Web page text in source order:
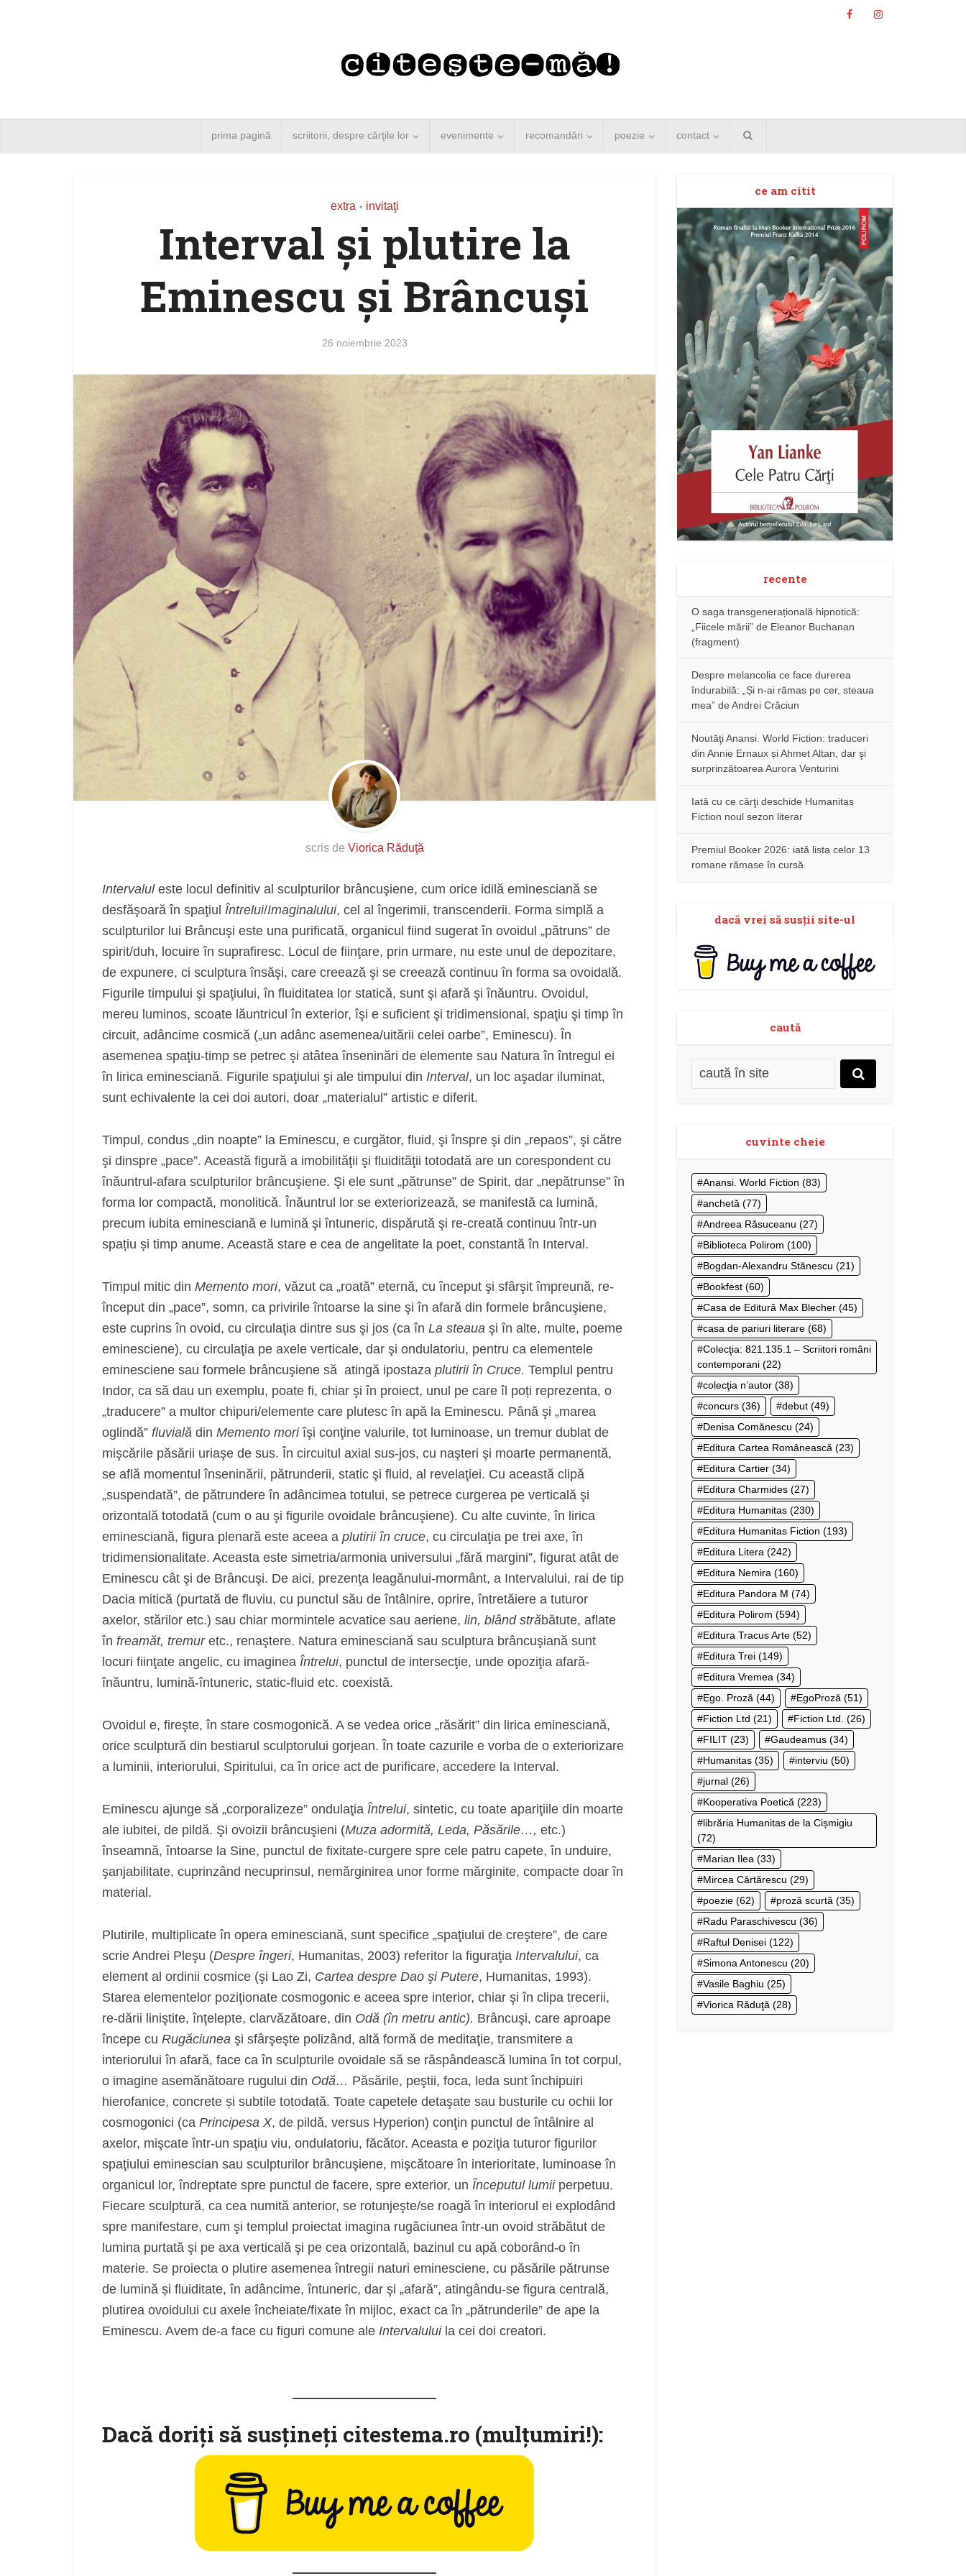
prima pagină scriitorii, despre cărţile lor evenimente recomandări poezie contact
extra • invitaţi
Interval şi plutire la
Eminescu şi Brâncuşi
26 noiembrie 2023
scris de Viorica Răduţă
Intervalul este locul definitiv al sculpturilor brâncuşiene, cum orice idilă eminesciană se
desfăşoară în spaţiul Întrelui/Imaginalului, cel al îngerimii, transcenderii. Forma simplă a
sculpturilor lui Brâncuşi este una purificată, organicul fiind sugerat în ovoidul „pătruns” de
spirit/duh, locuire în suprafiresc. Locul de fiinţare, prin urmare, nu este unul de depozitare,
de expunere, ci sculptura însăşi, care creează şi se creează continuu în forma sa ovoidală.
Figurile timpului şi spaţiului, în fluiditatea lor statică, sunt şi afară şi înăuntru. Ovoidul,
mereu luminos, scoate lăuntricul în exterior, îşi e suficient şi tridimensional, spaţiu şi timp în
circuit, adâncime cosmică („un adânc asemenea/uitării celei oarbe”, Eminescu). În
asemenea spaţiu-timp se petrec şi atâtea înseninări de elemente sau Natura în întregul ei
în lirica eminesciană. Figurile spaţiului şi ale timpului din Interval, un loc aşadar iluminat,
sunt echivalente la cei doi autori, doar „materialul” artistic e diferit.
Timpul, condus „din noapte” la Eminescu, e curgător, fluid, şi înspre şi din „repaos”, şi către
şi dinspre „pace”. Această figură a imobilităţii şi fluidităţii totodată are un corespondent cu
înăuntrul-afara sculpturilor brâncuşiene. Şi ele sunt „pătrunse” de Spirit, dar „nepătrunse” în
forma lor compactă, monolitică. Înăuntrul lor se exteriorizează, se manifestă ca lumină,
precum iubita eminesciană e lumină şi întuneric, dispărută şi re-creată continuu într-un
spațiu și timp anume. Această stare e cea de angelitate la poet, constantă în Interval.
Timpul mitic din Memento mori, văzut ca „roată” eternă, cu început şi sfârşit împreună, re-
început din „pace”, somn, ca privirile întoarse la sine şi în afară din formele brâncuşiene,
este cuprins în ovoid, cu circulaţia dintre sus şi jos (ca în La steaua şi în alte, multe, poeme
eminesciene), cu circulaţia pe axele verticale, dar şi ondulatoriu, pentru ca elementele
eminesciene sau formele brâncuşiene să atingă ipostaza plutirii în Cruce. Templul pentru
Indor, ca să dau un exemplu, poate fi, chiar şi în proiect, unul pe care îl poți reprezenta, o
„traducere” a multor chipuri/elemente care plutesc în apă la Eminescu. Până şi „marea
oglindă” fluvială din Memento moriîşi conţine valurile, tot luminoase, un tremur dublat de
mişcările păsării uriaşe de sus. În circuitul axial sus-jos, cu naşteri şi moarte permanentă,
se află momentul înseninării, pătrunderii, static şi fluid, al revelaţiei. Cu această clipă
„suspendată”, de pătrundere în adâncimea totului, se petrece curgerea pe verticală şi
orizontală totodată (cum o au şi figurile ovoidale brâncuşiene). Cu alte cuvinte, în lirica
eminesciană, figura plenară este aceea a plutirii în cruce, cu circulaţia pe trei axe, în
tridimensionalitate. Aceasta este simetria/armonia universului „fără margini”, figurat atât de
Eminescu cât şi de Brâncuşi. De aici, prezenţa leagănului-mormânt, a Intervalului, rai de tip
Dacia mitică (purtată de fluviu, cu punctul său de întâlnire, oprire, întretăiere a tuturor
axelor, stărilor etc.) sau chiar mormintele acvatice sau aeriene, lin, blând străbătute, aflate
în freamăt, tremuretc., renaştere. Natura eminesciană sau sculptura brâncuşiană sunt
locuri fiinţate angelic, cu imaginea Întrelui, punctul de intersecţie, unde opoziţia afară-
înăuntru, lumină-întuneric, static-fluid etc. coexistă.
Ovoidul e, fireşte, în stare cosmogonică. A se vedea orice „răsărit” din lirica eminesciană,
orice sculptură din bestiarul sculptorului gorjean. În toate cazurile e vorba de o exteriorizare
a luminii, interiorului, Spiritului, ca în orice act de purificare, accedere la Interval.
Eminescu ajunge să „corporalizeze” ondulaţia Întrelui, sintetic, cu toate apariţiile din moarte
ale iubitei, de pildă. Şi ovoizii brâncuşieni (Muza adormită, Leda, Păsările…, etc.)
înseamnă, întoarse la Sine, punctul de fixitate-curgere spre cele patru capete, în unduire,
şanjabilitate, cuprinzând necuprinsul, nemărginirea unor forme mărginite, compacte doar în
material.
Plutirile, multiplicate în opera eminesciană, sunt specifice „spaţiului de creştere”, de care
scrie Andrei Pleşu (Despre îngeri, Humanitas, 2003) referitor la figuraţia Intervalului, ca
element al ordinii cosmice (şi Lao Zi, Cartea despre Dao şi Putere, Humanitas, 1993).
Starea elementelor poziţionate cosmogonic e aceea spre interior, chiar şi în clipa trecerii,
re-dării liniştite, înţelepte, clarvăzătoare, din Odă (în metru antic). Brâncuşi, care aproape
începe cu Rugăciunea şi sfârşeşte polizând, altă formă de meditaţie, transmitere a
interiorului în afară, face ca în sculpturile ovoidale să se răspândească lumina în tot corpul,
o imagine asemănătoare rugului din Odă… Păsările, peştii, foca, leda sunt închipuiri
hierofanice, concrete și subtile totodată. Toate capetele detaşate sau busturile cu ochii lor
cosmogonici (ca Principesa X, de pildă, versus Hyperion) conţin punctul de întâlnire al
axelor, mişcate într-un spaţiu viu, ondulatoriu, făcător. Aceasta e poziţia tuturor figurilor
spaţiului eminescian sau sculpturilor brâncuşiene, mişcătoare în interioritate, luminoase în
organicul lor, îndreptate spre punctul de facere, spre exterior, un Începutul lumiiperpetuu.
Fiecare sculptură, ca cea numită anterior, se rotunjeşte/se roagă în interiorul ei explodând
spre manifestare, cum şi templul proiectat imagina rugăciunea într-un ovoid străbătut de
lumina purtată şi pe axa verticală şi pe cea orizontală, bazinul cu apă coborând-o în
materie. Se proiecta o plutire asemenea întregii naturi eminesciene, cu păsările pătrunse
de lumină și fluiditate, în adâncime, întuneric, dar şi „afară”, atingându-se figura centrală,
plutirea ovoidului cu axele încheiate/fixate în mijloc, exact ca în „pătrunderile” de ape la
Eminescu. Avem de-a face cu figuri comune ale Intervaluluila cei doi creatori.
Dacă doriţi să susţineţi citestema.ro (mulţumiri!):
ce am citit
recente
O saga transgenerațională hipnotică:
„Fiicele mării” de Eleanor Buchanan
(fragment)
Despre melancolia ce face durerea
îndurabilă: „Și n-ai rămas pe cer, steaua
mea” de Andrei Crăciun
Noutăţi Anansi. World Fiction: traduceri
din Annie Ernaux și Ahmet Altan, dar şi
surprinzătoarea Aurora Venturini
Iată cu ce cărţi deschide Humanitas
Fiction noul sezon literar
Premiul Booker 2026: iată lista celor 13
romane rămase în cursă
dacă vrei să susţii site-ul
caută
cuvinte cheie
Anansi. World Fiction (83)
anchetă (77)
Andreea Răsuceanu (27)
Biblioteca Polirom (100)
Bogdan-Alexandru Stănescu (21)
Bookfest (60)
Casa de Editură Max Blecher (45)
casa de pariuri literare (68)
Colecţia: 821.135.1 – Scriitori români
contemporani (22)
colecţia n’autor (38)
concurs (36) debut (49)
Denisa Comănescu (24)
Editura Cartea Românească (23)
Editura Cartier (34)
Editura Charmides (27)
Editura Humanitas (230)
Editura Humanitas Fiction (193)
Editura Litera (242)
Editura Nemira (160)
Editura Pandora M (74)
Editura Polirom (594)
Editura Tracus Arte (52)
Editura Trei (149)
Editura Vremea (34)
Ego. Proză (44) EgoProză (51)
Fiction Ltd (21) Fiction Ltd. (26)
FILIT (23) Gaudeamus (34)
Humanitas (35) interviu (50)
jurnal (26)
Kooperativa Poetică (223)
librăria Humanitas de la Cișmigiu
(72)
Marian Ilea (33)
Mircea Cărtărescu (29)
poezie (62) proză scurtă (35)
Radu Paraschivescu (36)
Raftul Denisei (122)
Simona Antonescu (20)
Vasile Baghiu (25)
Viorica Răduţă (28)